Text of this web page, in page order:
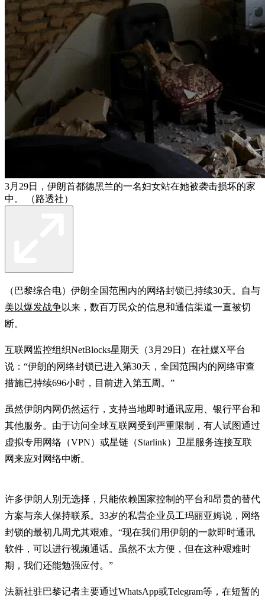
3月29日，伊朗首都德黑兰的一名妇女站在她被袭击损坏的家
中。 （路透社）
（巴黎综合电）伊朗全国范围内的网络封锁已持续30天。自与
美以爆发战争以来，数百万民众的信息和通信渠道一直被切
断。
互联网监控组织NetBlocks星期天（3月29日）在社媒X平台
说：“伊朗的网络封锁已进入第30天，全国范围内的网络审查
措施已持续696小时，目前进入第五周。”
虽然伊朗内网仍然运行，支持当地即时通讯应用、银行平台和
其他服务。由于访问全球互联网受到严重限制，有人试图通过
虚拟专用网络（VPN）或星链（Starlink）卫星服务连接互联
网来应对网络中断。
许多伊朗人别无选择，只能依赖国家控制的平台和昂贵的替代
方案与亲人保持联系。33岁的私营企业员工玛丽亚姆说，网络
封锁的最初几周尤其艰难。“现在我们用伊朗的一款即时通讯
软件，可以进行视频通话。虽然不太方便，但在这种艰难时
期，我们还能勉强应付。”
法新社驻巴黎记者主要通过WhatsApp或Telegram等，在短暂的